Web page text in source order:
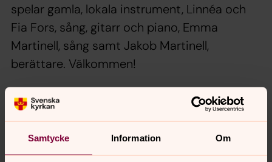
Samtycke Information Om
spelar gamla, lokala instrument, Linnéa och
Fia Fors, sång, gitarr och piano, Emma
Martinell, sång samt Jakob Martinell,
berättare. Välkommen!
Synpunkter eller frågor på sidans
innehåll?